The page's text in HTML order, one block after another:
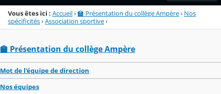
Vous êtes ici : Accueil›🏫 Présentation du collège Ampère› Nos
spécificités›Association sportive›
🏫 Présentation du collège Ampère
Mot de l'équipe de direction
Nos équipes